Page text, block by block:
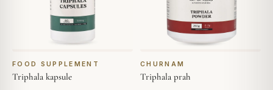
FOOD SUPPLEMENT
Triphala kapsule
CHURNAM
Triphala prah